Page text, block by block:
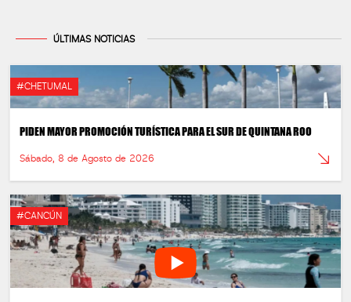
ÚLTIMAS NOTICIAS
#CHETUMAL
PIDEN MAYOR PROMOCIÓN TURÍSTICA PARA EL SUR DE QUINTANA ROO
Sábado, 8 de Agosto de 2026
#CANCÚN